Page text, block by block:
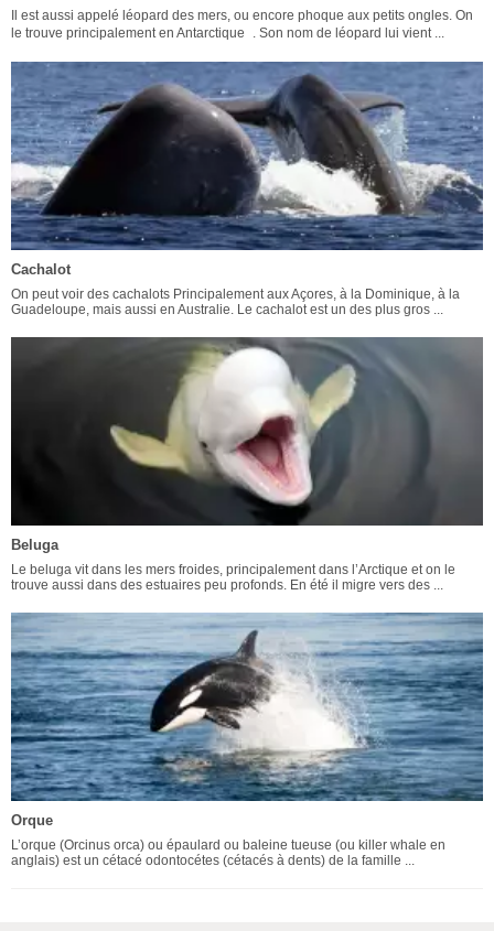
Il est aussi appelé léopard des mers, ou encore phoque aux petits ongles. On
le trouve principalement en Antarctique . Son nom de léopard lui vient ...
Cachalot
On peut voir des cachalots Principalement aux Açores, à la Dominique, à la
Guadeloupe, mais aussi en Australie. Le cachalot est un des plus gros ...
Beluga
Le beluga vit dans les mers froides, principalement dans l’Arctique et on le
trouve aussi dans des estuaires peu profonds. En été il migre vers des ...
Orque
L’orque (Orcinus orca) ou épaulard ou baleine tueuse (ou killer whale en
anglais) est un cétacé odontocétes (cétacés à dents) de la famille ...